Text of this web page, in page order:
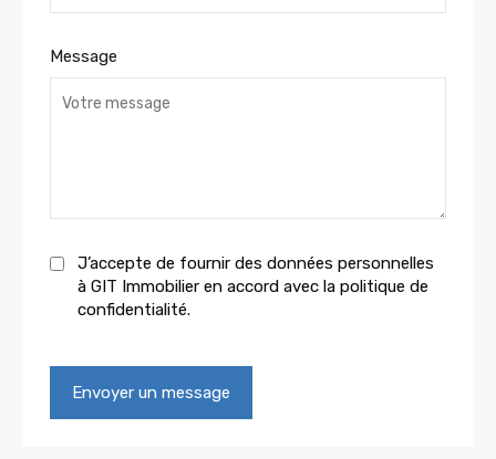
Message
J’accepte de fournir des données personnelles
à GIT Immobilier en accord avec la politique de
confidentialité.